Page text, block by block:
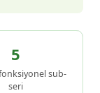
5
sub-
seri